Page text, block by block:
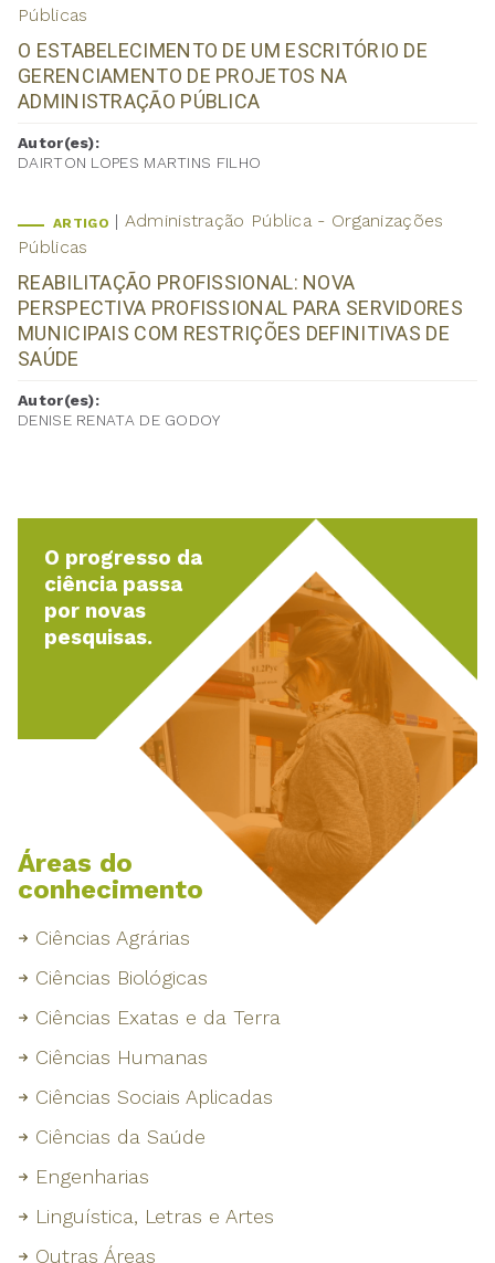
Públicas
O ESTABELECIMENTO DE UM ESCRITÓRIO DE
GERENCIAMENTO DE PROJETOS NA
ADMINISTRAÇÃO PÚBLICA
Autor(es):
DAIRTON LOPES MARTINS FILHO
ARTIGO
Administração Pública - Organizações
Públicas
REABILITAÇÃO PROFISSIONAL: NOVA
PERSPECTIVA PROFISSIONAL PARA SERVIDORES
MUNICIPAIS COM RESTRIÇÕES DEFINITIVAS DE
SAÚDE
Autor(es):
DENISE RENATA DE GODOY
O progresso da
ciência passa
por novas
pesquisas.
Áreas do
conhecimento
Ciências Agrárias
Ciências Biológicas
Ciências Exatas e da Terra
Ciências Humanas
Ciências Sociais Aplicadas
Ciências da Saúde
Engenharias
Linguística, Letras e Artes
Outras Áreas